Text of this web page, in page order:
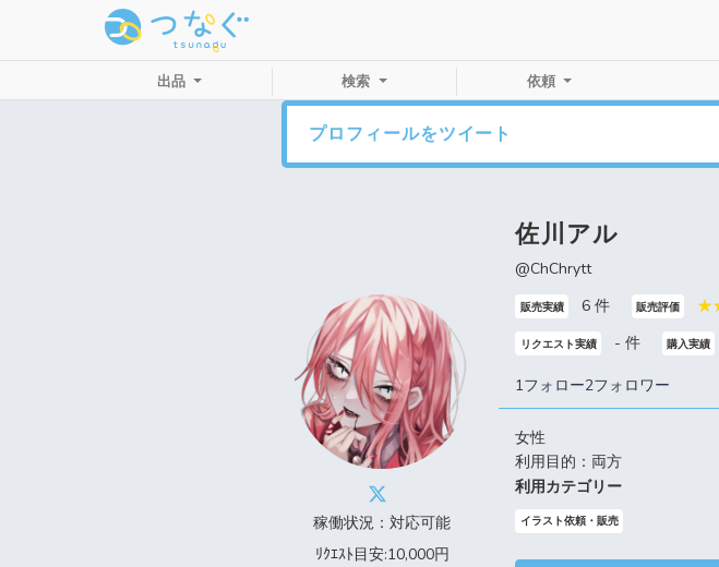
出品 検索 依頼
プロフィールをツイート
稼働状況：対応可能
ﾘｸｴｽﾄ目安:10,000円
佐川アル
@ChChrytt
販売実績 6 件 販売評価
リクエスト実績 - 件 購入実績
1フォロー2フォロワー
女性
利用目的：両方
利用カテゴリー
イラスト依頼・販売